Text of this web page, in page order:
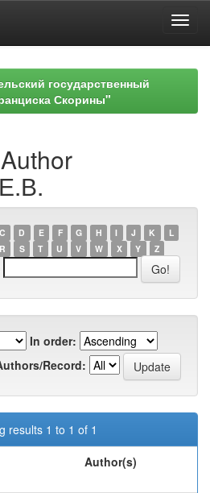
государственный
Скорины"
C D E F G H I J K
L
R S T U V W X Y Z
In order:
Record:
results 1 to 1 of 1
Author(s)